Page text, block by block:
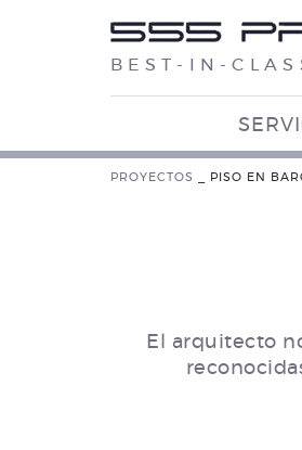
BEST-IN-
PROYECTOS PISO EN
El arquitecto